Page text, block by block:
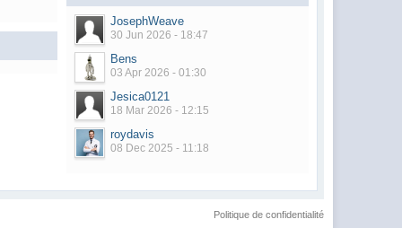
JosephWeave
30 Jun 2026 - 18:47
Bens
03 Apr 2026 - 01:30
Jesica0121
18 Mar 2026 - 12:15
roydavis
08 Dec 2025 - 11:18
Politique de confidentialité